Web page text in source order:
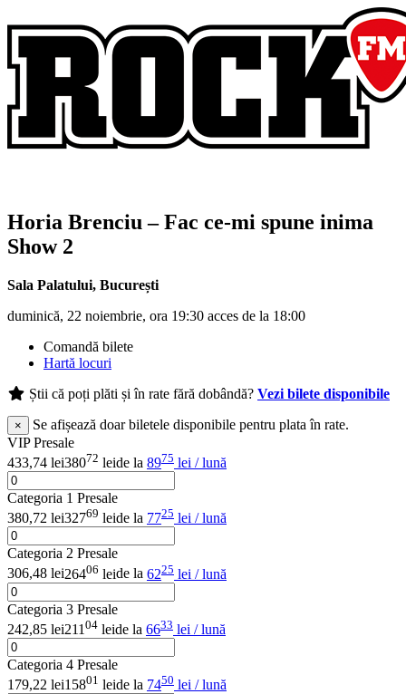
Horia Brenciu – Fac ce-mi spune inima
Show 2
Sala Palatului, București
duminică, 22 noiembrie, ora 19:30 acces de la 18:00
Comandă bilete
Hartă locuri
Știi că poți plăti și în rate fără dobândă? Vezi bilete disponibile
×
Se afișează doar biletele disponibile pentru plata în rate.
VIP Presale
433,74 lei38072 leide la 8975 lei / lună
Categoria 1 Presale
380,72 lei32769 leide la 7725 lei / lună
Categoria 2 Presale
306,48 lei26406 leide la 6225 lei / lună
Categoria 3 Presale
242,85 lei211 04 leide la 6633 lei / lună
Categoria 4 Presale
179,22 lei15801 leide la 7450 lei / lună